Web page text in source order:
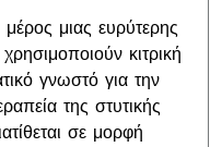
μιας ευρύτερης
κιτρική
γνωστό για την
της στυτικής
σε μορφή